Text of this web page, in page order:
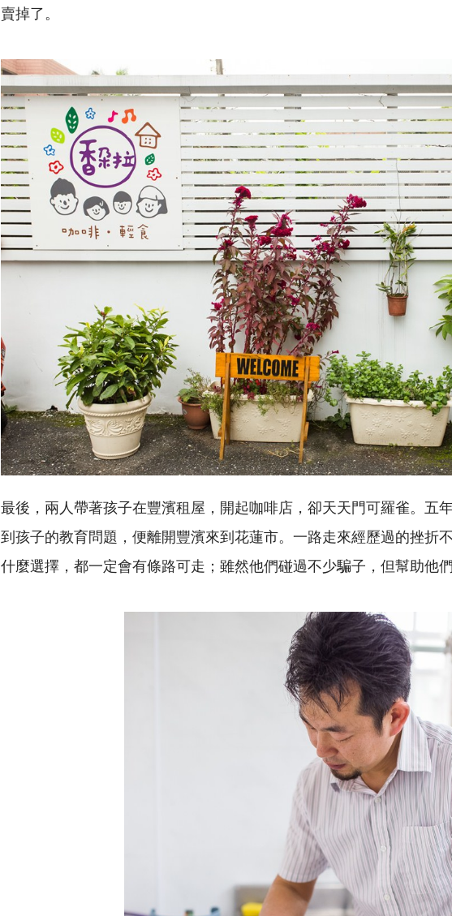
賣掉了。
最後，兩人帶著孩子在豐濱租屋，開起咖啡店，卻天天門可羅雀。五
到孩子的教育問題，便離開豐濱來到花蓮市。一路走來經歷過的挫折
什麼選擇，都一定會有條路可走；雖然他們碰過不少騙子，但幫助他們